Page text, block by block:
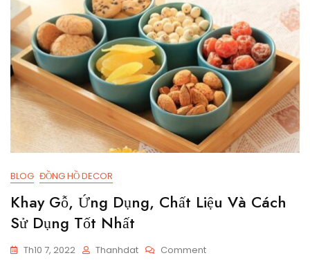
BLOG ĐỒNG HỒ DECOR
Khay Gỗ, Ứng Dụng, Chất Liệu Và Cách
Sử Dụng Tốt Nhất
Th10 7, 2022 Thanhdat CommentOn